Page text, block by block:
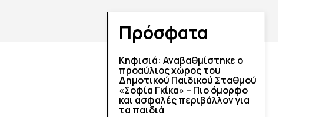
Πρόσφατα
Κηφισιά: Αναβαθμίστηκε ο
προαύλιος χώρος του
Δημοτικού Παιδικού Σταθμού
«Σοφία Γκίκα» – Πιο όμορφο
και ασφαλές περιβάλλον για
τα παιδιά